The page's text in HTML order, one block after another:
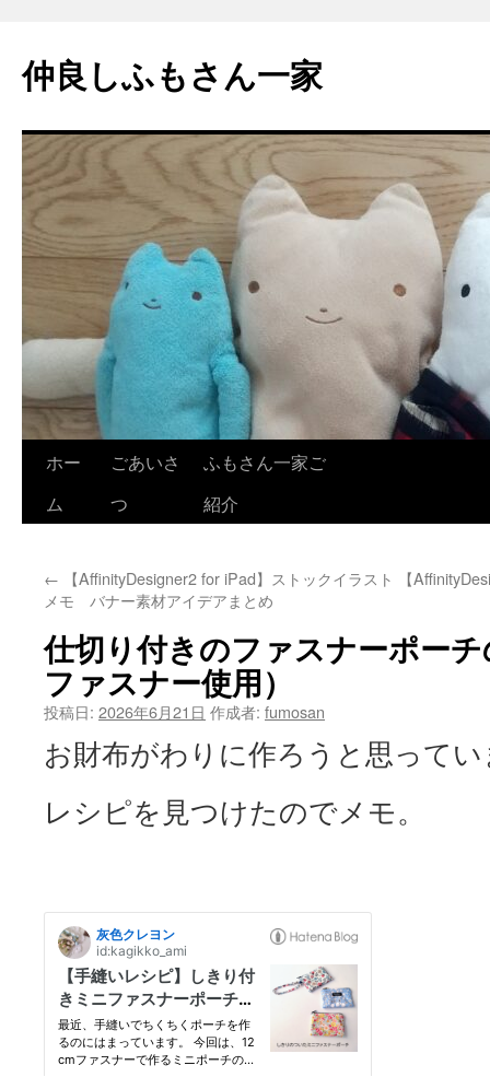
テ
ン
へ
ス
キ
ッ
仲良しふもさん一家
ホー
ム
ごあいさ
つ
ふもさん一家ご
紹介
← 【AffinityDesigner2 for iPad】ストックイラスト
メモ バナー素材アイデアまとめ
【
仕切り付きのファスナーポー
ファスナー使用）
投稿日: 2026年6月21日 作成者: fumosan
お財布がわりに作ろうと思って
レシピを見つけたのでメモ。